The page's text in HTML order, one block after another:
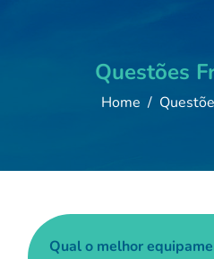
Questões
Home
Qual o melhor